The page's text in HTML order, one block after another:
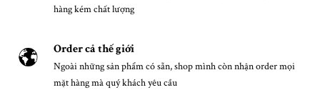
hàng kém chất lượng
Order cả thế giới
Ngoài những sản phẩm có sẵn, shop mình còn nhận order mọi
mặt hàng mà quý khách yêu cầu